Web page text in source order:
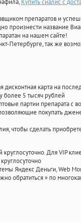
, Купить сиалис с
препаратов и
произнести название
на нашем сайте!
Петербурге, так же
дисконтная карта на
более 5 тысяч рублей
партии препарата с
покупать
чтобы сделать
Для VIP
Яндекс Деньги, Web
обратиться» по